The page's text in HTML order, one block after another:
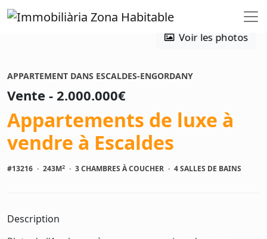
Voir les photos
APPARTEMENT DANS ESCALDES-ENGORDANY
Vente - 2.000.000€
Appartements de luxe à
vendre à Escaldes
#13216 · 243M2 · 3 CHAMBRES À COUCHER · 4 SALLES DE BAINS
Description